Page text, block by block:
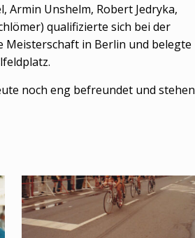
Armin Unshelm, Robert Jedryka,
qualifizierte sich bei der
Meisterschaft in Berlin und belegte
noch eng befreundet und stehen